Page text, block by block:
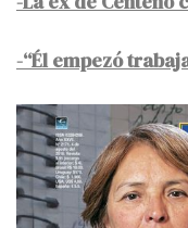
-“Él empezó